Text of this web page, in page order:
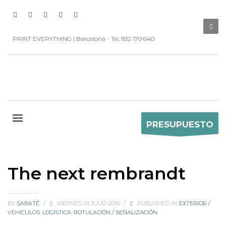
PRINT EVERYTHING | Barcelona - Tel. 932 179 640
PRESUPUESTO
The next rembrandt
BY SABATÉ / VIERNES, 01 JULIO 2016 / PUBLISHED IN EXTERIOR /
VEHÍCULOS, LOGÍSTICA, ROTULACIÓN / SEÑALIZACIÓN